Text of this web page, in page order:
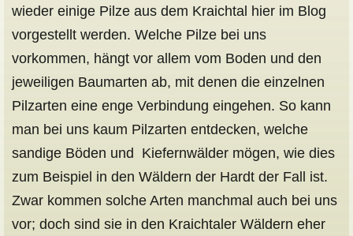
wieder einige Pilze aus dem Kraichtal hier im Blog
vorgestellt werden. Welche Pilze bei uns
vorkommen, hängt vor allem vom Boden und den
jeweiligen Baumarten ab, mit denen die einzelnen
Pilzarten eine enge Verbindung eingehen. So kann
man bei uns kaum Pilzarten entdecken, welche
sandige Böden und Kiefernwälder mögen, wie dies
zum Beispiel in den Wäldern der Hardt der Fall ist.
Zwar kommen solche Arten manchmal auch bei uns
vor; doch sind sie in den Kraichtaler Wäldern eher